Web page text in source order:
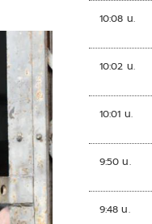
10:08 น.
10:02 น.
10:01 น.
9:50 น.
9:48 น.